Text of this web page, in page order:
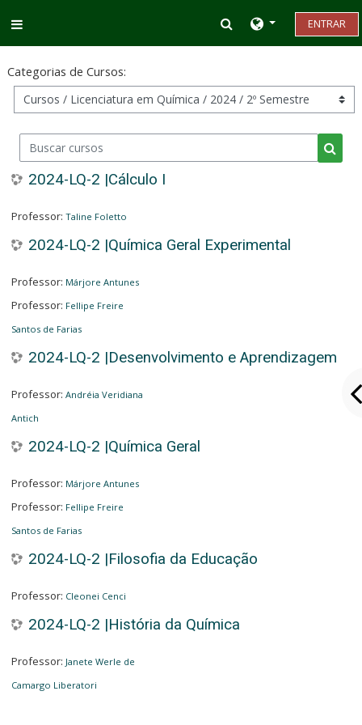
Alternar entrada
ENTRAR
Categorias de Cursos:
Buscar cursos
2024-LQ-2 |Cálculo I
Professor: Taline Foletto
2024-LQ-2 |Química Geral Experimental
Professor: Márjore Antunes
Professor: Fellipe Freire
Santos de Farias
2024-LQ-2 |Desenvolvimento e Aprendizagem
Professor: Andréia Veridiana
Antich
2024-LQ-2 |Química Geral
Professor: Márjore Antunes
Professor: Fellipe Freire
Santos de Farias
2024-LQ-2 |Filosofia da Educação
Professor: Cleonei Cenci
2024-LQ-2 |História da Química
Professor: Janete Werle de
Camargo Liberatori